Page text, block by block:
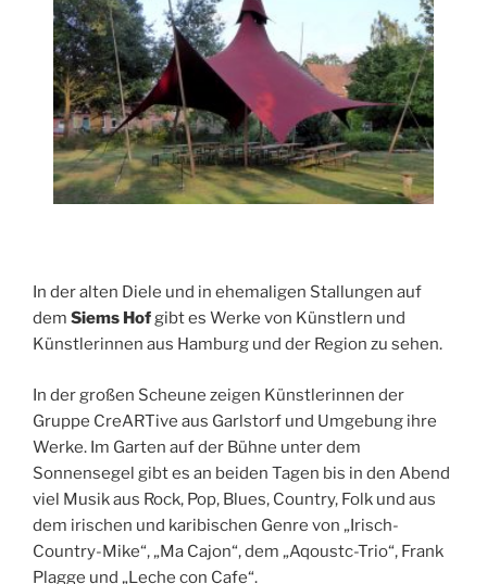
In der alten Diele und in ehemaligen Stallungen auf
dem Siems Hofgibt es Werke von Künstlern und
Künstlerinnen aus Hamburg und der Region zu sehen.
In der großen Scheune zeigen Künstlerinnen der
Gruppe CreARTive aus Garlstorf und Umgebung ihre
Werke. Im Garten auf der Bühne unter dem
Sonnensegel gibt es an beiden Tagen bis in den Abend
viel Musik aus Rock, Pop, Blues, Country, Folk und aus
dem irischen und karibischen Genre von „Irisch-
Country-Mike“, „Ma Cajon“, dem „Aqoustc-Trio“, Frank
Plagge und „Leche con Cafe“.